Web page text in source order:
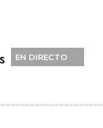
EN DIRECTO